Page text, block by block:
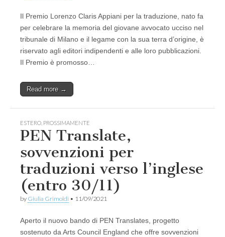
Il Premio Lorenzo Claris Appiani per la traduzione, nato fa
per celebrare la memoria del giovane avvocato ucciso nel
tribunale di Milano e il legame con la sua terra d’origine, è
riservato agli editori indipendenti e alle loro pubblicazioni.
Il Premio è promosso…
Read more →
ESTERO PROSSIMAMENTE
PEN Translate,
sovvenzioni per
traduzioni verso l’inglese
(entro 30/11)
by Giulia Grimoldi • 11/09/2021
Aperto il nuovo bando di PEN Translates, progetto
sostenuto da Arts Council England che offre sovvenzioni